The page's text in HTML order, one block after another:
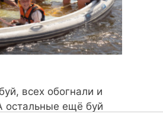
всех обогнали и
остальные ещё буй